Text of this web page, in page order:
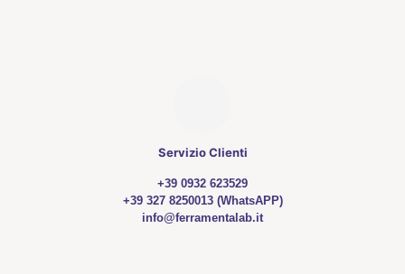
Servizio Clienti
+39 0932 623529
+39 327 8250013 (WhatsAPP)
info@ferramentalab.it